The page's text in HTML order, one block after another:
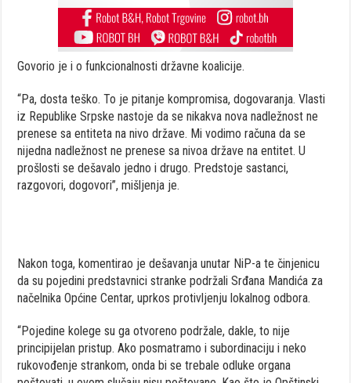
Govorio je i o funkcionalnosti državne koalicije.
“Pa, dosta teško. To je pitanje kompromisa, dogovaranja. Vlasti
iz Republike Srpske nastoje da se nikakva nova nadležnost ne
prenese sa entiteta na nivo države. Mi vodimo računa da se
nijedna nadležnost ne prenese sa nivoa države na entitet. U
prošlosti se dešavalo jedno i drugo. Predstoje sastanci,
razgovori, dogovori”, mišljenja je.
Nakon toga, komentirao je dešavanja unutar NiP-a te činjenicu
da su pojedini predstavnici stranke podržali Srđana Mandića za
načelnika Općine Centar, uprkos protivljenju lokalnog odbora.
“Pojedine kolege su ga otvoreno podržale, dakle, to nije
principijelan pristup. Ako posmatramo i subordinaciju i neko
rukovođenje strankom, onda bi se trebale odluke organa